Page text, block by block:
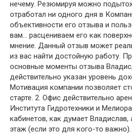
нечему. Резюмируя можно
отработал ни одного дня в
объективности его отзыва и
вам… расцениваем его как
мнение. Данный отзыв может
из вас найти достойную работу.
основные моменты отзыва
действительно указан уровень
Мотивация компании позволяет
старте. 2. Офис действительно
Института Гидротехники и
кабинетов, как думает Владислав,
этаж (если это для кого-то